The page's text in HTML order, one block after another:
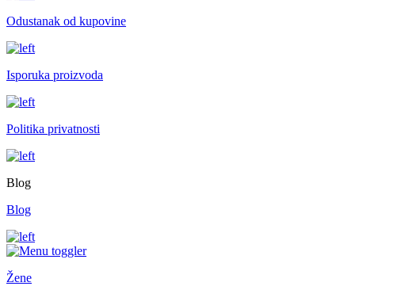
Odustanak od kupovine
Isporuka proizvoda
Politika privatnosti
Blog
Blog
Žene